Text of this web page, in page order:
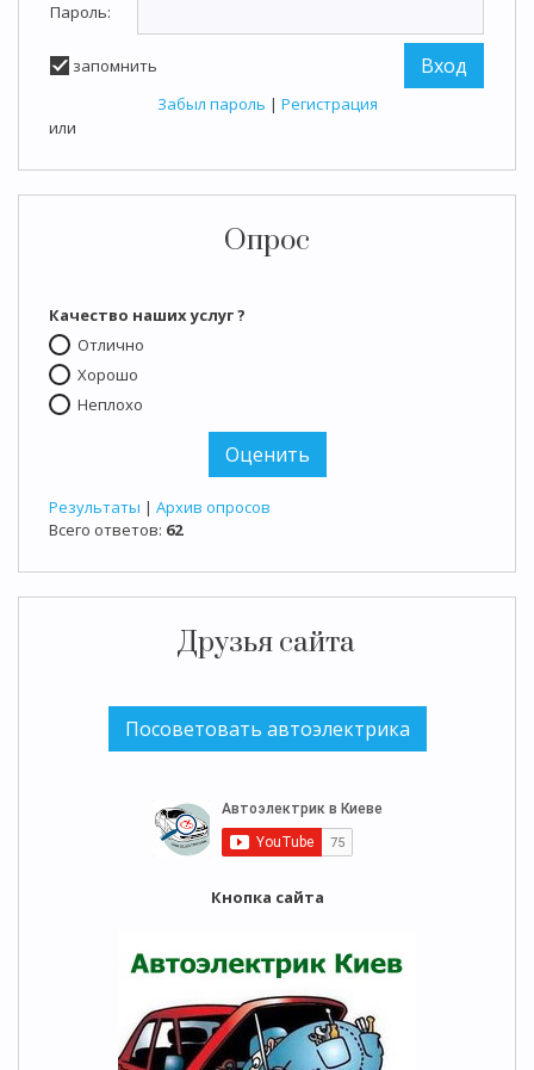
Пароль:
запомнить
Забыл пароль | Регистрация
или
Опрос
Качество наших услуг ?
Отлично
Хорошо
Неплохо
Результаты | Архив опросов
Всего ответов: 62
Друзья сайта
Кнопка сайта